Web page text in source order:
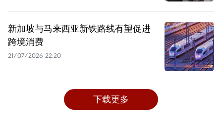
新加坡与马来西亚新铁路线有望促进
跨境消费
21/07/2026 22:20
下载更多